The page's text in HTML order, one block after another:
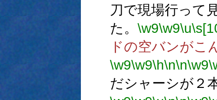
刀で現場行って
た。 \w9\w9\u
ドの空バンがこ
\w9\w9\h\n\n\w9
だシャーシが２